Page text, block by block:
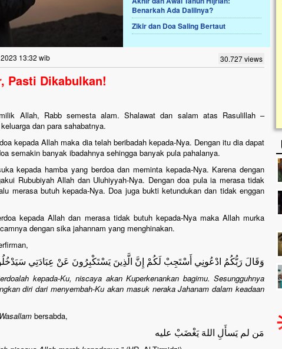
Benarkah Ada Dalilnya?
Zikir dan Doa Saling Bertaut
13:32 wib 30.727 views
Pasti Dikabulkan!
Allah, Rabb semesta alam. Shalawat dan salam atas Rasulillah –
dan para sahabatnya.
kepada Allah maka dia telah beribadah kepada-Nya. Dengan itu dia dapat
semakin banyak ibadahnya sehingga banyak pula pahalanya.
kepada hamba yang berdoa dan meminta kepada-Nya. Karena dengan
Rububiyah Allah dan Uluhiyyah-Nya. Dengan doa pula ia merasa tidak
merasa butuh kepada-Nya. Doa juga bukti ketundukan dan tidak enggan
kepada Allah dan merasa tidak butuh kepada-Nya maka Allah murka
dengan sika jahannam yang menghinakan.
وَقَالَ رَبُّكُمُ ادْعُونِي أَسْتَجِبْ لَكُمْ إِنَّ الَّذِينَ يَسْتَكْبِرُونَ عَنْ عِبَادَتِي
kepada-Ku, niscaya akan Kuperkenankan bagimu. Sesungguhnya
diri dari menyembah-Ku akan masuk neraka Jahanam dalam keadaan
bersabda,
مَن لم يَسأَلِ اللهَ يَغْضَبْ عليه
di Kampung Cilumbu ini sungguh
menghitam terpapar panas dan
berdonasi dengan cara:...